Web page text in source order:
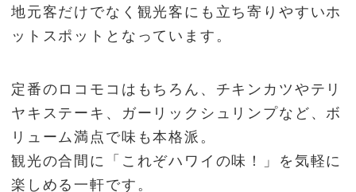
地元客だけでなく観光客にも立ち寄りやすいホ
ットスポットとなっています。
定番のロコモコはもちろん、チキンカツやテリ
ヤキステーキ、ガーリックシュリンプなど、ボ
リューム満点で味も本格派。
観光の合間に「これぞハワイの味！」を気軽に
楽しめる一軒です。